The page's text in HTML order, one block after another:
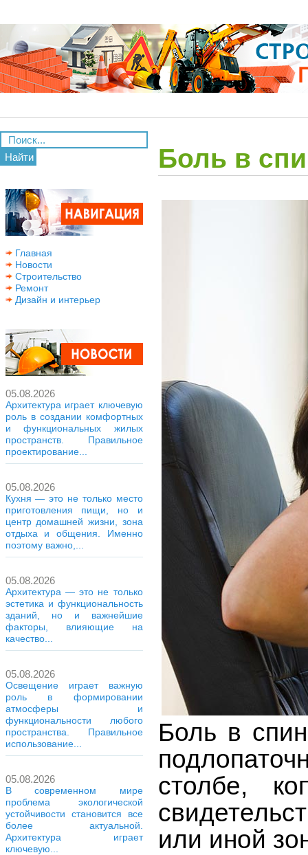
Найти
Главная
Новости
Строительство
Ремонт
Дизайн и интерьер
05.08.2026
Архитектура играет ключевую
роль в создании комфортных
и функциональных жилых
пространств. Правильное
проектирование...
05.08.2026
Кухня — это не только место
приготовления пищи, но и
центр домашней жизни, зона
отдыха и общения. Именно
поэтому важно,...
05.08.2026
Архитектура — это не только
эстетика и функциональность
зданий, но и важнейшие
факторы, влияющие на
качество...
05.08.2026
Освещение играет важную
роль в формировании
атмосферы и
функциональности любого
пространства. Правильное
использование...
05.08.2026
В современном мире
проблема экологической
устойчивости становится все
более актуальной.
Архитектура играет
ключевую...
Боль в
Боль в
столбе,
или иной